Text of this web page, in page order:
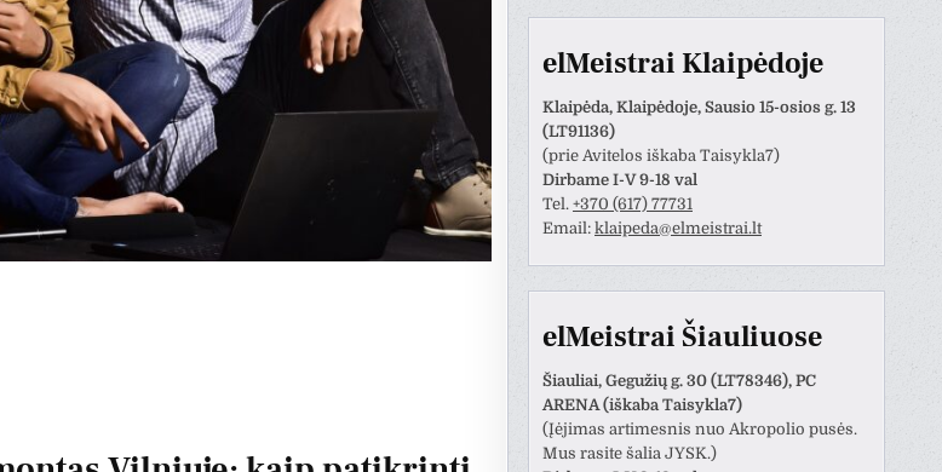
Šis naudotojas paliko tik
įvertinimą.
Šis naudotojas paliko tik
įvertinimą.
Mandagus bendravimas ir
greitai bei kokybiškai
atliktas darbas.
elMeistrai Klaipėdoje
Klaipėda, Klaipėdoje, Sausio 15-osios g. 13
(LT91136)
(prie Avitelos iškaba Taisykla7)
Dirbame I-V 9-18 val
Tel. +370 (617) 77731
Email: klaipeda@elmeistrai.lt
elMeistrai Šiauliuose
Šiauliai, Gegužių g. 30 (LT78346), PC
ARENA (iškaba Taisykla7)
(Įėjimas artimesnis nuo Akropolio pusės.
Mus rasite šalia JYSK.)